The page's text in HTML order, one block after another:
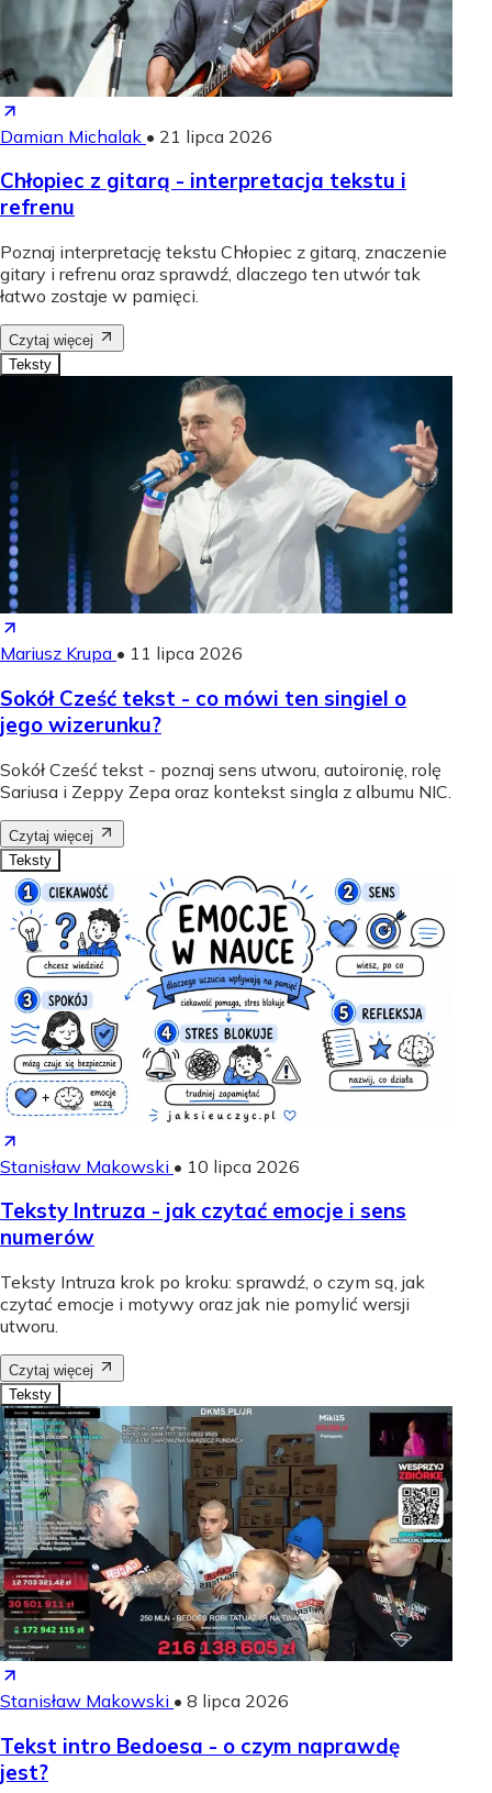
Damian Michalak • 21 lipca 2026
Chłopiec z gitarą - interpretacja tekstu i
refrenu
Poznaj interpretację tekstu Chłopiec z gitarą, znaczenie
gitary i refrenu oraz sprawdź, dlaczego ten utwór tak
łatwo zostaje w pamięci.
Czytaj więcej
Teksty
Mariusz Krupa • 11 lipca 2026
Sokół Cześć tekst - co mówi ten singiel o
jego wizerunku?
Sokół Cześć tekst - poznaj sens utworu, autoironię, rolę
Sariusa i Zeppy Zepa oraz kontekst singla z albumu NIC.
Czytaj więcej
Teksty
Stanisław Makowski • 10 lipca 2026
Teksty Intruza - jak czytać emocje i sens
numerów
Teksty Intruza krok po kroku: sprawdź, o czym są, jak
czytać emocje i motywy oraz jak nie pomylić wersji
utworu.
Czytaj więcej
Teksty
Stanisław Makowski • 8 lipca 2026
Tekst intro Bedoesa - o czym naprawdę
jest?